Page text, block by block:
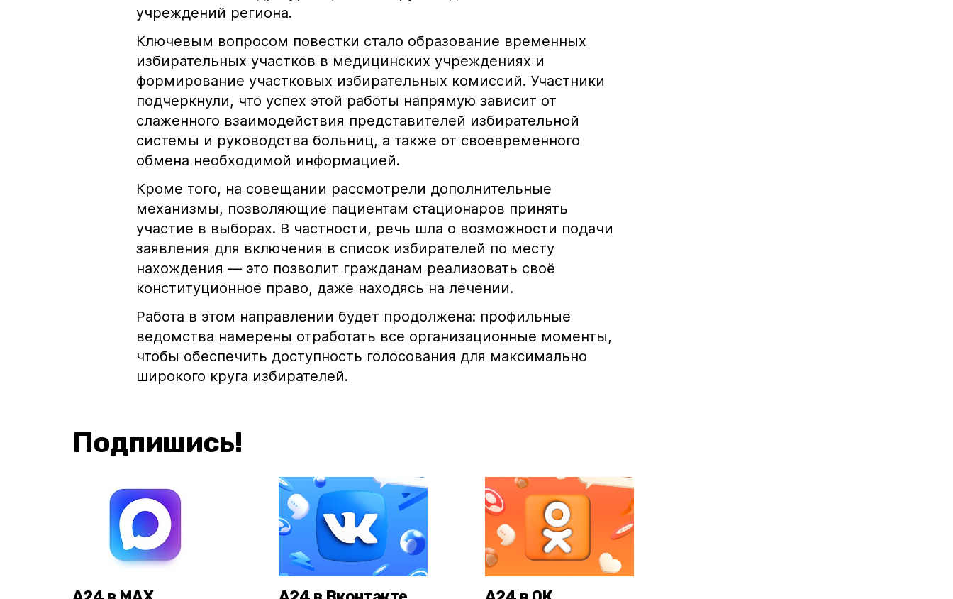
учреждений региона.
Ключевым вопросом повестки стало образование временных
избирательных участков в медицинских учреждениях и
формирование участковых избирательных комиссий. Участники
подчеркнули, что успех этой работы напрямую зависит от
слаженного взаимодействия представителей избирательной
системы и руководства больниц, а также от своевременного
обмена необходимой информацией.
Кроме того, на совещании рассмотрели дополнительные
механизмы, позволяющие пациентам стационаров принять
участие в выборах. В частности, речь шла о возможности подачи
заявления для включения в список избирателей по месту
нахождения — это позволит гражданам реализовать своё
конституционное право, даже находясь на лечении.
Работа в этом направлении будет продолжена: профильные
ведомства намерены отработать все организационные моменты,
чтобы обеспечить доступность голосования для максимально
широкого круга избирателей.
Подпишись!